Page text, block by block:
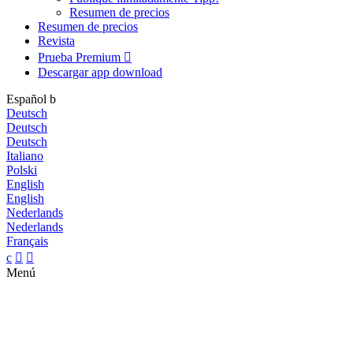
Resumen de precios
Resumen de precios
Revista
Prueba Premium 
Descargar app download
Español b
Deutsch
Deutsch
Deutsch
Italiano
Polski
English
English
Nederlands
Nederlands
Français
c  
Menú